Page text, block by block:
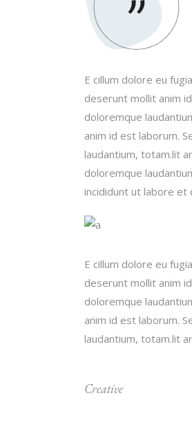
E cillum dolore eu
deserunt mollit anim
doloremque
anim id est laborum.
laudantium, totam.lit
doloremque
incididunt ut labore et
E cillum dolore eu
deserunt mollit anim
doloremque
anim id est laborum.
laudantium, totam.lit
Creative